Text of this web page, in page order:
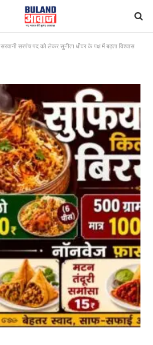
सरवानी सरपंच पद को लेकर सुनीता धीवर के पक्ष में बढ़ता विश्वास